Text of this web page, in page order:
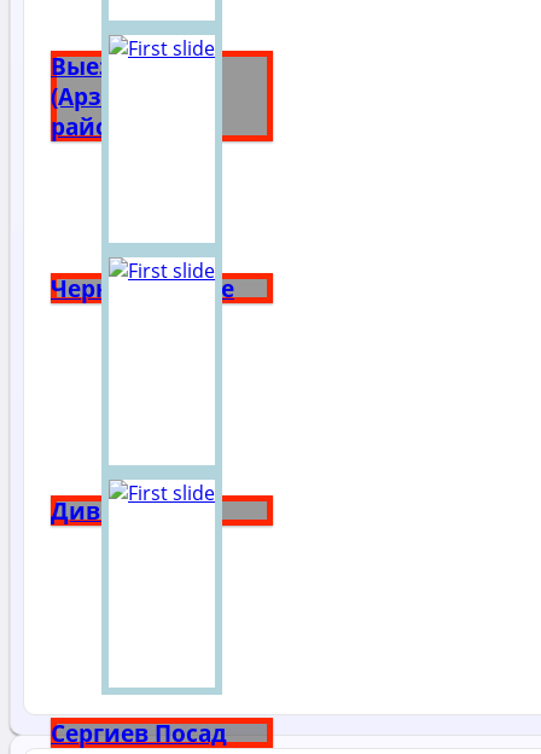
Выездное
(Арзамасский
район)
Чернышевское
Дивеево
Сергиев Посад